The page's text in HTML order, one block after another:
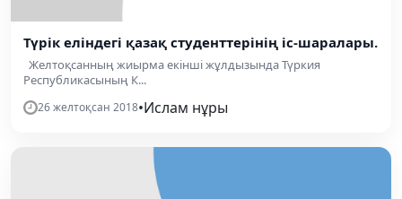
Түрік еліндегі қазақ студенттерінің іс-шаралары.
Желтоқсанның жиырма екінші жұлдызында Түркия
Республикасының К...
26 желтоқсан 2018•Ислам нұры